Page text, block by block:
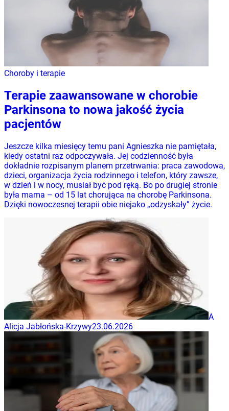
Choroby i terapie
Terapie zaawansowane w chorobie
Parkinsona to nowa jakość życia
pacjentów
Jeszcze kilka miesięcy temu pani Agnieszka nie pamiętała,
kiedy ostatni raz odpoczywała. Jej codzienność była
dokładnie rozpisanym planem przetrwania: praca zawodowa,
dzieci, organizacja życia rodzinnego i telefon, który zawsze,
w dzień i w nocy, musiał być pod ręką. Bo po drugiej stronie
była mama – od 15 lat chorująca na chorobę Parkinsona.
Dzięki nowoczesnej terapii obie niejako „odzyskały” życie.
A
Alicja Jabłońska-Krzywy23.06.2026